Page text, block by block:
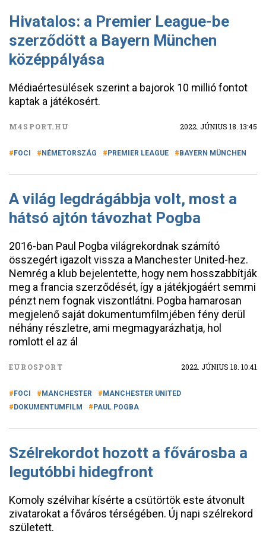
Hivatalos: a Premier League-be
szerződött a Bayern München
középpályása
Médiaértesülések szerint a bajorok 10 millió fontot
kaptak a játékosért.
M4SPORT.HU 2022. JÚNIUS 18. 13:45
FOCI NÉMETORSZÁG PREMIER LEAGUE BAYERN MÜNCHEN
A világ legdrágábbja volt, most a
hátsó ajtón távozhat Pogba
2016-ban Paul Pogba világrekordnak számító
összegért igazolt vissza a Manchester United-hez.
Nemrég a klub bejelentette, hogy nem hosszabbítják
meg a francia szerződését, így a játékjogáért semmi
pénzt nem fognak viszontlátni. Pogba hamarosan
megjelenő saját dokumentumfilmjében fény derül
néhány részletre, ami megmagyarázhatja, hol
romlott el az ál
EUROSPORT 2022. JÚNIUS 18. 10:41
FOCI MANCHESTER
MANCHESTER UNITED
DOKUMENTUMFILM
PAUL POGBA
Szélrekordot hozott a fővárosba a
legutóbbi hidegfront
Komoly szélvihar kísérte a csütörtök este átvonult
zivatarokat a főváros térségében. Új napi szélrekord
született.